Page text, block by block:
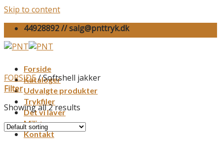
Skip to content
44928892 // salg@pnttryk.dk
Forside
Kataloger
Udvalgte produkter
Trykfiler
Det vi laver
Miljø
Kontakt
FORSIDE/Softshell jakker
Filter
Showing all 2 results